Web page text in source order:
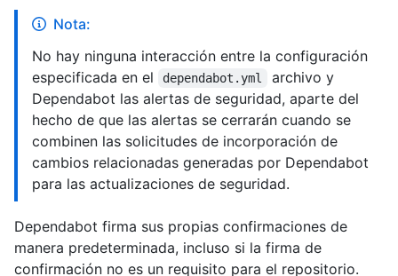
Nota:
No hay ninguna interacción entre la configuración
especificada en el
dependabot.yml
archivo y
Dependabot las alertas de seguridad, aparte del
hecho de que las alertas se cerrarán cuando se
combinen las solicitudes de incorporación de
cambios relacionadas generadas por Dependabot
para las actualizaciones de seguridad.
Dependabot firma sus propias confirmaciones de
manera predeterminada, incluso si la firma de
confirmación no es un requisito para el repositorio.